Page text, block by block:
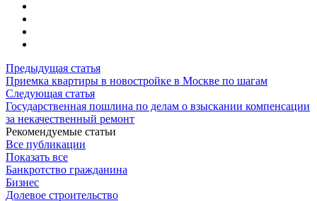
Предыдущая статья
Приемка квартиры в новостройке в Москве по шагам
Следующая статья
Государственная пошлина по делам о взыскании компенсации
за некачественный ремонт
Рекомендуемые статьи
Все публикации
Показать все
Банкротство гражданина
Бизнес
Долевое строительство